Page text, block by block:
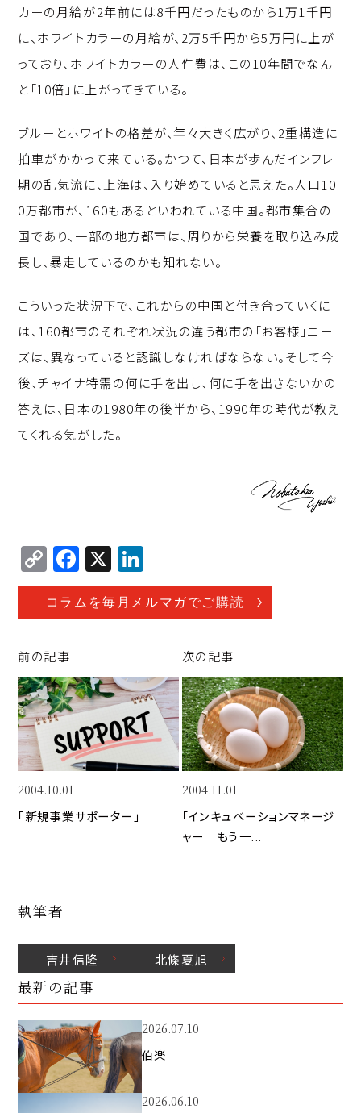
カーの月給が2年前には8千円だったものから1万1千円
に、ホワイトカラーの月給が、2万5千円から5万円に上が
っており、ホワイトカラーの人件費は、この10年間でなん
と「10倍」に上がってきている。
ブルーとホワイトの格差が、年々大きく広がり、2重構造に
拍車がかかって来ている。かつて、日本が歩んだインフレ
期の乱気流に、上海は、入り始めていると思えた。人口10
0万都市が、160もあるといわれている中国。都市集合の
国であり、一部の地方都市は、周りから栄養を取り込み成
長し、暴走しているのかも知れない。
こういった状況下で、これからの中国と付き合っていくに
は、160都市のそれぞれ状況の違う都市の「お客様」ニー
ズは、異なっていると認識しなければならない。そして今
後、チャイナ特需の何に手を出し、何に手を出さないかの
答えは、日本の1980年の後半から、1990年の時代が教え
てくれる気がした。
C
o
p
Li
n
k
F
a
c
o
o
k
X
n
k
I
n
コラムを毎月メルマガでご購読
前の記事
2004.10.01
「新規事業サポーター」
次の記事
2004.11.01
「インキュベーションマネージ
ャー　もう一...
執筆者
吉井信隆 北條夏旭
最新の記事
2026.07.10
伯楽
2026.06.10